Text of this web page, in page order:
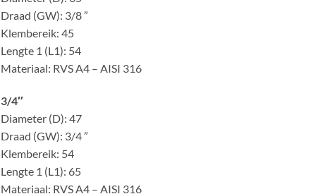
Draad (GW): 3/8 ”
Klembereik: 45
Lengte 1 (L1): 54
Materiaal: RVS A4 – AISI 316
3/4″
Diameter (D): 47
Draad (GW): 3/4 ”
Klembereik: 54
Lengte 1 (L1): 65
Materiaal: RVS A4 – AISI 316